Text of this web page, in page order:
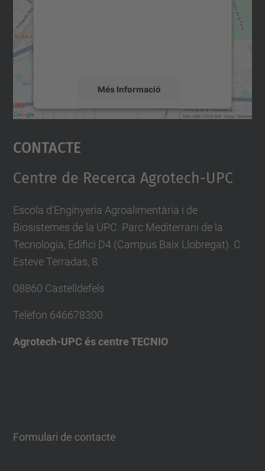
Més Informació
Accepta
powered by
Contacte
Centre de Recerca Agrotech-UPC
Escola d'Enginyeria Agroalimentària i de
Biosistemes de la UPC. Parc Mediterrani de la
Tecnologia, Edifici D4 (Campus Baix Llobregat). C.
Esteve Terradas, 8
08860 Castelldefels
Telèfon 646678300
Agrotech-UPC és centre TECNIO
Formulari de contacte